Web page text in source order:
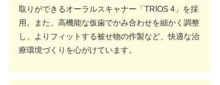
取りができるオーラルスキャナー「TRIOS 4」を採
用。また、高機能な仮歯でかみ合わせを細かく調整
し、よりフィットする被せ物の作製など、快適な治
療環境づくりを心がけています。